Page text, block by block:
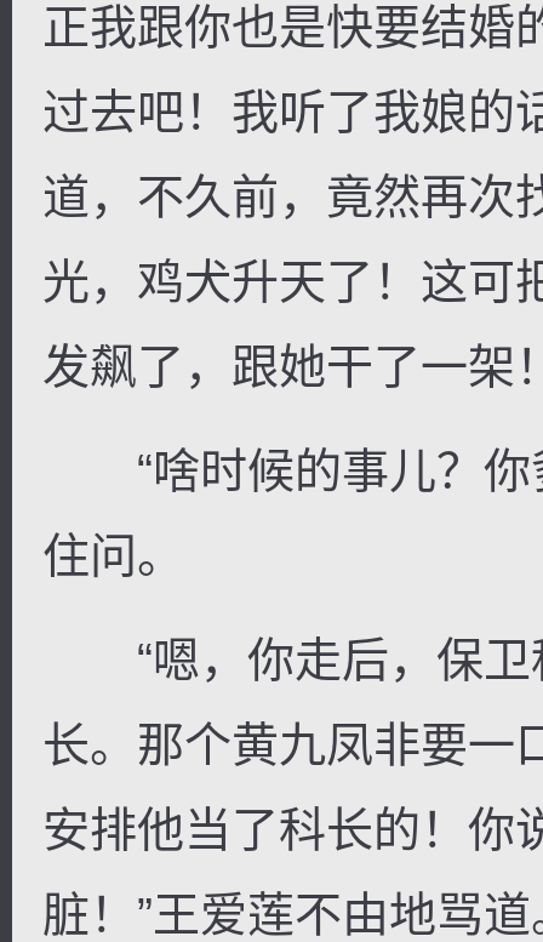
正我跟你也是快要结婚
过去吧！我听了我娘的
道，不久前，竟然再次
光，鸡犬升天了！这可
发飙了，跟她干了一架
“啥时候的事儿？你
住问。
“嗯，你走后，保卫
长。那个黄九凤非要一
安排他当了科长的！你
脏！”王爱莲不由地骂道